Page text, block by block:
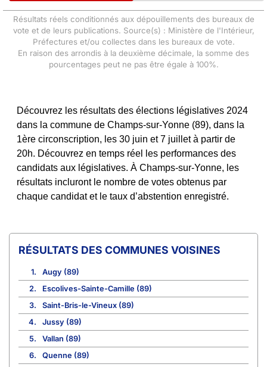
Résultats réels conditionnés aux dépouillements des bureaux de
vote et de leurs publications. Source(s) : Ministère de l'Intérieur,
Préfectures et/ou collectes dans les bureaux de vote.
En raison des arrondis à la deuxième décimale, la somme des
pourcentages peut ne pas être égale à 100%.
Découvrez les résultats des élections législatives 2024
dans la commune de Champs-sur-Yonne (89), dans la
1ère circonscription, les 30 juin et 7 juillet à partir de
20h. Découvrez en temps réel les performances des
candidats aux législatives. À Champs-sur-Yonne, les
résultats incluront le nombre de votes obtenus par
chaque candidat et le taux d’abstention enregistré.
COMMUNES VOISINES
1.
Augy (89)
2.
Escolives-Sainte-Camille (89)
3.
Saint-Bris-le-Vineux (89)
4.
Jussy (89)
5.
Vallan (89)
6.
Quenne (89)